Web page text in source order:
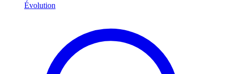
Évolution